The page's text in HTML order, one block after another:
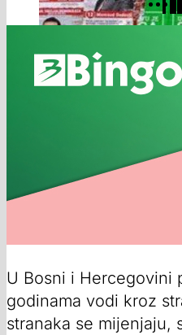
U Bosni i Hercegovini
godinama vodi kroz
stranaka se mijenjaju,